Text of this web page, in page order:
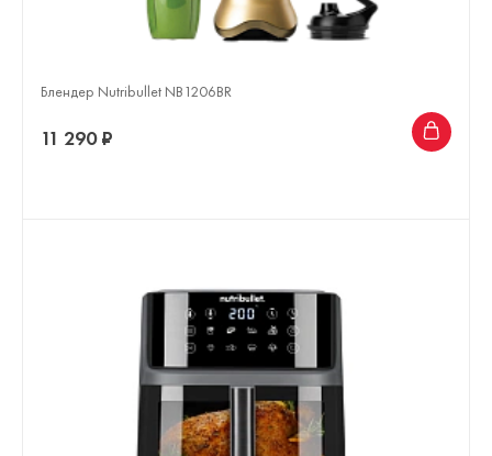
Блендер Nutribullet NB1206BR
11 290 ₽